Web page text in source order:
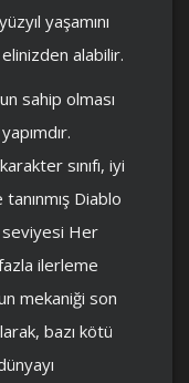
yaşamını
elinizden alabilir.
sahip olması
sınıfı, iyi
Diablo
seviyesi Her
ilerleme
mekaniği son
bazı kötü